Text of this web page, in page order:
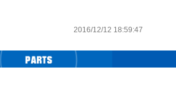
2016/12/12 18:59:47